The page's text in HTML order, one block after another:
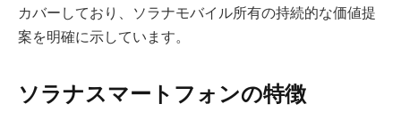
カバーしており、ソラナモバイル所有の持続的な価値提
案を明確に示しています。
ソラナスマートフォンの特徴